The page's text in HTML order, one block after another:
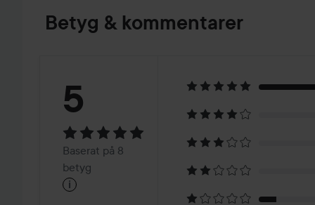
Betyg & kommentarer
Betyg:
5Baserat
på
5
Baserat på 8
betyg
i